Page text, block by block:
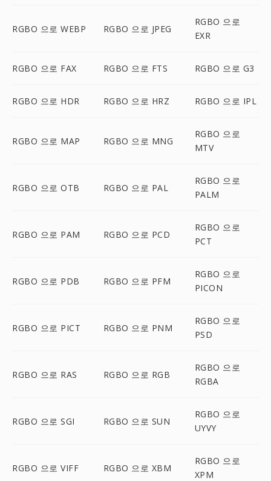
RGBO 으로 WEBP RGBO 으로 JPEG
RGBO 으로
EXR
RGBO 으로 FAX RGBO 으로 FTS RGBO 으로 G3
RGBO 으로 HDR RGBO 으로 HRZ RGBO 으로 IPL
RGBO 으로 MAP RGBO 으로 MNG
RGBO 으로
MTV
RGBO 으로 OTB RGBO 으로 PAL
RGBO 으로
PALM
RGBO 으로 PAM RGBO 으로 PCD
RGBO 으로
PCT
RGBO 으로 PDB RGBO 으로 PFM
RGBO 으로
PICON
RGBO 으로 PICT RGBO 으로 PNM
RGBO 으로
PSD
RGBO 으로 RAS RGBO 으로 RGB
RGBO 으로
RGBA
RGBO 으로 SGI RGBO 으로 SUN
RGBO 으로
UYVY
RGBO 으로 VIFF RGBO 으로 XBM
RGBO 으로
XPM